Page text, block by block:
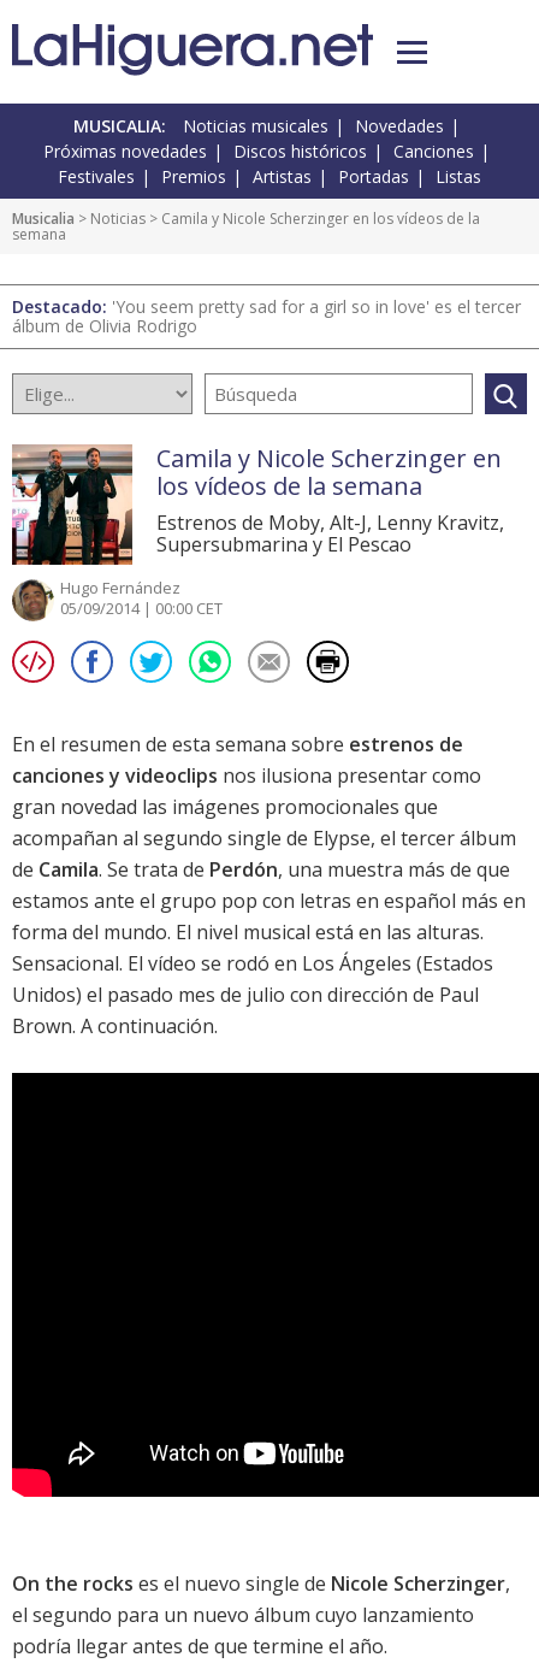
MUSICALIA: Noticias musicales
Novedades
Próximas novedades
Discos históricos
Canciones
Festivales
Premios Artistas Portadas Listas
Musicalia > Noticias > Camila y Nicole Scherzinger en los vídeos de la
semana
Destacado: 'You seem pretty sad for a girl so in love' es el tercer
álbum de Olivia Rodrigo
Camila y Nicole Scherzinger en
los vídeos de la semana
Estrenos de Moby, Alt-J, Lenny Kravitz,
Supersubmarina y El Pescao
Hugo Fernández
05/09/2014 | 00:00 CET
En el resumen de esta semana sobre estrenos de
canciones y videoclips nos ilusiona presentar como
gran novedad las imágenes promocionales que
acompañan al segundo single de Elypse, el tercer álbum
de Camila. Se trata de Perdón, una muestra más de que
estamos ante el grupo pop con letras en español más en
forma del mundo. El nivel musical está en las alturas.
Sensacional. El vídeo se rodó en Los Ángeles (Estados
Unidos) el pasado mes de julio con dirección de Paul
Brown. A continuación.
On the rocks es el nuevo single de Nicole Scherzinger,
el segundo para un nuevo álbum cuyo lanzamiento
podría llegar antes de que termine el año.